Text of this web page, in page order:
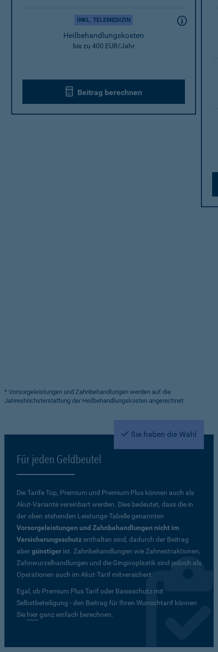
INKL. TELEMEDIZIN
Heilbehandlungskosten
bis zu 400 EUR/Jahr
Beitrag berechnen
* Vorsorgeleistungen und Zahnbehandlungen werden auf die
Jahreshöchsterstattung der Heilbehandlungskosten angerechnet.
Sie haben die Wahl
Für jeden Geldbeutel
Die Tarife Top, Premium und Premium Plus können auch als
Akut-Variante vereinbart werden. Dies bedeutet, dass die in
der oben stehenden Leistungs-Tabelle genannten
Vorsorgeleistungen und Zahnbehandlungen nicht im
Versicherungsschutzenthalten sind, dadurch der Beitrag
abergünstiger ist. Zahnbehandlungen wie Zahnextraktionen,
Zahnwurzelhandlungen und die Gingivoplastik sind jedoch als
Operationen auch im Akut-Tarif mitversichert.
Egal, ob Premium Plus Tarif oder Basisschutz mit
Selbstbeteiligung - den Beitrag für Ihren Wunschtarif können
Sie hierganz einfach berechnen.